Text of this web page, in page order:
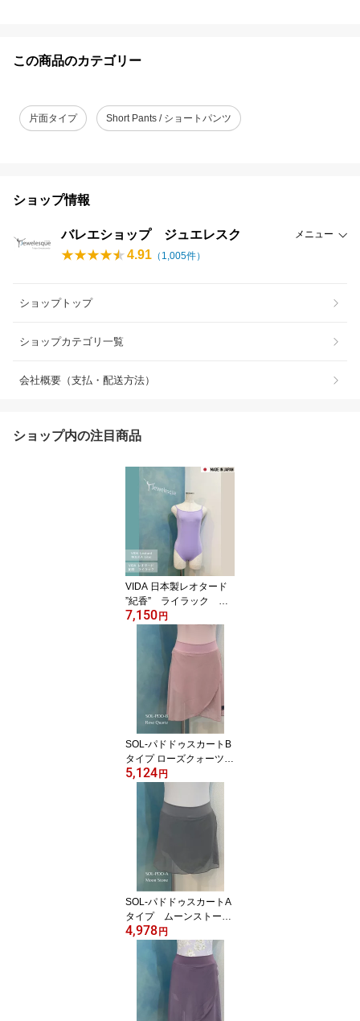
この商品のカテゴリー
片面タイプ Short Pants / ショートパンツ
ショップ情報
バレエショップ ジュエレスク メニュー
4.91 （ 1,005件）
ショップトップ
ショップカテゴリ一覧
会社概要（支払・配送方法）
ショップ内の注目商品
VIDA 日本製レオタード
”紀香” ライラック キ
ャミソールレオタード
7,150 円
SOL-パドドゥスカートB
タイプ ローズクォーツ
Jewelesqueオリジナルs
ol-pdd-b-rosequartz
5,124 円
SOL-パドドゥスカートA
タイプ ムーンストーン
Jewelesqueオリジナルs
ol-pdd-a-moonstone
4,978 円